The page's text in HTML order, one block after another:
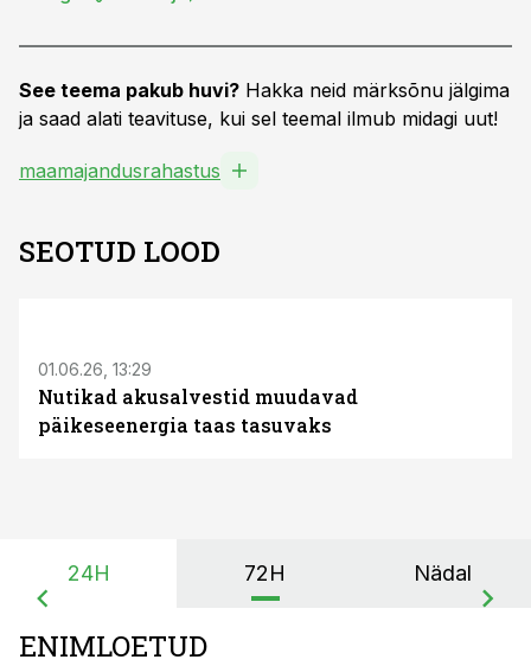
See teema pakub huvi? Hakka neid märksõnu jälgima
ja saad alati teavituse, kui sel teemal ilmub midagi uut!
maamajandusrahastus
SEOTUD LOOD
01.06.26, 13:29
Nutikad akusalvestid muudavad
päikeseenergia taas tasuvaks
24H 72H Nädal
ENIMLOETUD